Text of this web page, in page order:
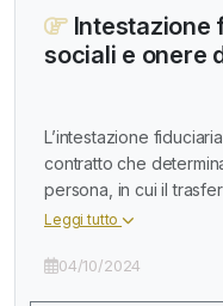
Intestazione
sociali e onere
L’intestazione
contratto che
persona, in cui il
Leggi tutto
04/10/2024